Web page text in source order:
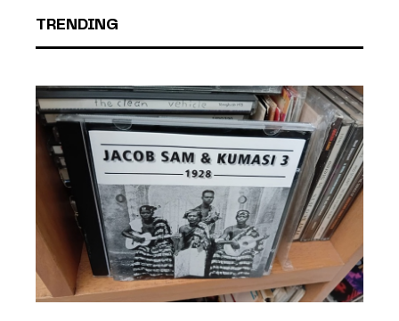
TRENDING